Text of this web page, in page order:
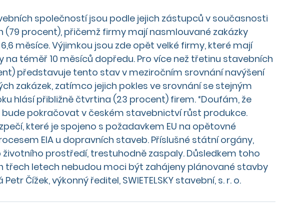
společností jsou podle jejich zástupců v současnosti
(79 procent), přičemž firmy mají nasmlouvané zakázky
měsíce. Výjimkou jsou zde opět velké firmy, které mají
na téměř 10 měsíců dopředu. Pro více než třetinu stavebních
představuje tento stav v meziročním srovnání navýšení
zakázek, zatímco jejich pokles ve srovnání se stejným
hlásí přibližně čtvrtina (23 procent) firem. “Doufám, že
bude pokračovat v českém stavebnictví růst produkce.
které je spojeno s požadavkem EU na opětovné
EIA u dopravních staveb. Příslušné státní orgány,
prostředí, trestuhodně zaspaly. Důsledkem toho
třech letech nebudou moci být zahájeny plánované stavby
Čížek, výkonný ředitel, SWIETELSKY stavební, s. r. o.